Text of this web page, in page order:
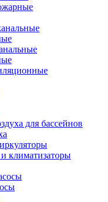
для бассейнов
климатизаторы